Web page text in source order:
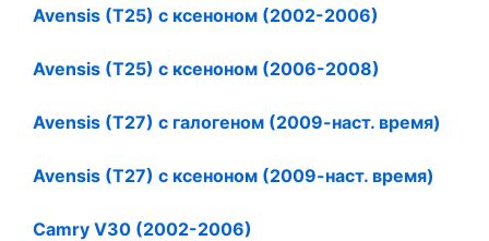
Avensis (T25) с ксеноном (2002-2006)
Avensis (T25) с ксеноном (2006-2008)
Avensis (T27) с галогеном (2009-наст. время)
Avensis (T27) с ксеноном (2009-наст. время)
Camry V30 (2002-2006)